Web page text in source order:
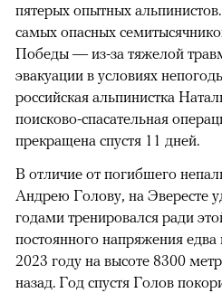
пятерых опытных
самых опасных
Победы — из-за тяжелой
эвакуации в условиях
российская альпинистка
поисково-спасательная
прекращена спустя 11 дней.
В отличие от погибшего
Андрею Голову, на Эвересте
годами тренировался ради
постоянного напряжения
2023 году на высоте 8300
назад. Год спустя Голов